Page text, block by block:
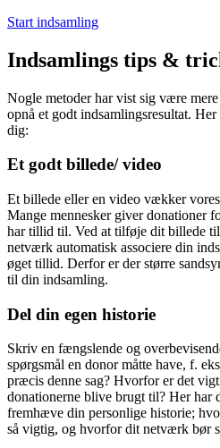
Start indsamling
Indsamlings tips &
Nogle metoder har vist sig være
opnå et godt indsamlingsresultat.
dig:
Et godt billede/ video
Et billede eller en video vækker
Mange mennesker giver donationer
har tillid til. Ved at tilføje dit billede
netværk automatisk associere din
øget tillid. Derfor er der større
til din indsamling.
Del din egen historie
Skriv en fængslende og
spørgsmål en donor måtte have, f.
præcis denne sag? Hvorfor er det
donationerne blive brugt til? Her har
fremhæve din personlige historie;
så vigtig, og hvorfor dit netværk bør